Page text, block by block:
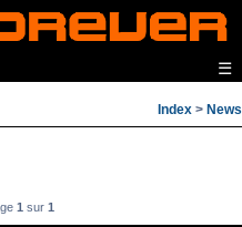
☰
Index > News
1 sur 1